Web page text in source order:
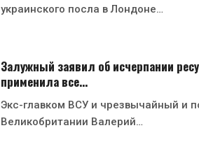
украинского посла в Лондоне…
Залужный заявил об исчерпании
применила все…
Экс-главком ВСУ и чрезвычайный и
Великобритании Валерий…